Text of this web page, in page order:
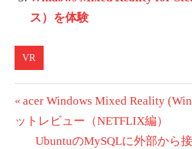
ス）を体験
VR
投
稿
前
の
acer Windows Mixed Reality
ットレビュー（NETFLIX編）
次
UbuntuのMySQLに外部から